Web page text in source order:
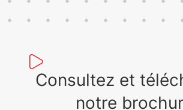
Consultez et
notre